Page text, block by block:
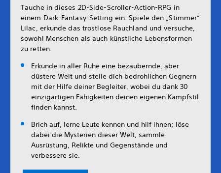
Tauche in dieses 2D-Side-Scroller-Action-RPG in
einem Dark-Fantasy-Setting ein. Spiele den „Stimmer“
Lilac, erkunde das trostlose Rauchland und versuche,
sowohl Menschen als auch künstliche Lebensformen
zu retten.
Erkunde in aller Ruhe eine bezaubernde, aber
düstere Welt und stelle dich bedrohlichen Gegnern
mit der Hilfe deiner Begleiter, wobei du dank 30
einzigartigen Fähigkeiten deinen eigenen Kampfstil
finden kannst.
Brich auf, lerne Leute kennen und hilf ihnen; löse
dabei die Mysterien dieser Welt, sammle
Ausrüstung, Relikte und Gegenstände und
verbessere sie.